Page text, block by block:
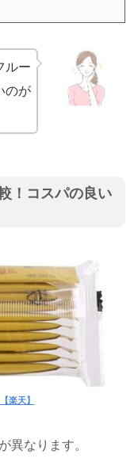
ルー
のが
！コスパの良い
楽天】
異なります。